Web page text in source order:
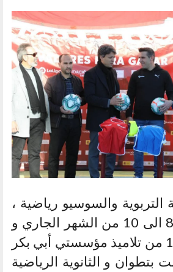
التربوية والسوسيو رياضية ،
التي نظمت من 8 الى 10 من الشهر الجاري و
استفاد منها 1000 من تلاميذ مؤسستي أبي بكر
و 20 غشت بتطوان و الثانوية الرياضية